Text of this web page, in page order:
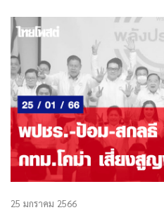
25 มกราคม 2566